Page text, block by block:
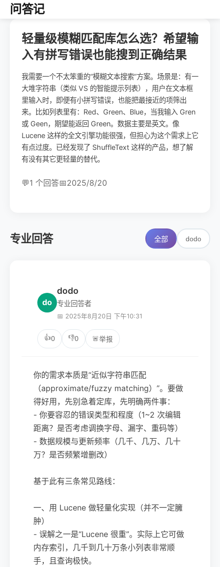
问答记
轻量级模糊匹配库怎么选？希望输
入有拼写错误也能搜到正确结果
我需要一个不太笨重的“模糊文本搜索”方案。场景是：有一
大堆字符串（类似 VS 的智能提示列表），用户在文本框
里输入时，即便有小拼写错误，也能把最接近的项筛出
来。比如列表里有：Red、Green、Blue，当我输入 Gren
或 Geen，期望能返回 Green。数据主要是英文。像
Lucene 这样的全文引擎功能很强，但担心为这个需求上它
有点过度。已经发现了 ShuffleText 这样的产品，想了解
有没有其它更轻量的替代。
💬1 个回答📅2025/8/20
专业回答 全部 dodo
do
dodo
专业回答者
📅 2025年8月20日 下午10:31
👍0 👎0 🚨举报
你的需求本质是“近似字符串匹配
（approximate/fuzzy matching）”。要做
得好用，先别急着定库，先明确两件事：
- 你要容忍的错误类型和程度（1~2 次编辑
距离？是否考虑调换字母、漏字、重码等）
- 数据规模与更新频率（几千、几万、几十
万？是否频繁增删改）
基于此有三条常见路线：
一、用 Lucene 做轻量化实现（并不一定臃
肿）
- 误解之一是“Lucene 很重”。实际上它可做
内存索引，几千到几十万条小列表非常顺
手，且查询极快。